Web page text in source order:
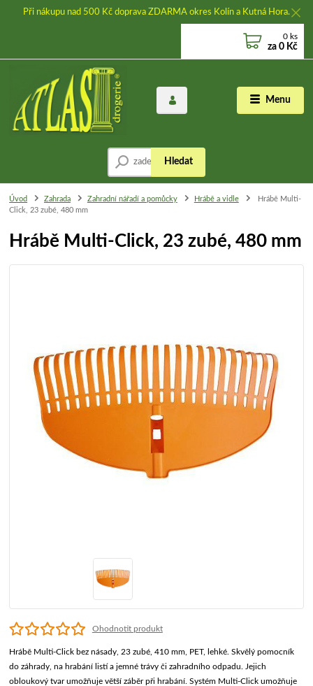
Při nákupu nad 500 Kč doprava ZDARMA okres Kolín a Kutná Hora.
Menu
Hledat
0 ks
za 0 Kč
Úvod Zahrada Zahradní nářadí a pomůcky Hrábě a vidle
Hrábě Multi-
Click, 23 zubé, 480 mm
Hrábě Multi-Click, 23 zubé, 480 mm
Ohodnotit produkt
Hrábě Multi-Click bez násady, 23 zubé, 410 mm, PET, lehké. Skvělý pomocník
do záhrady, na hrabání listí a jemné trávy či zahradního odpadu. Jejich
obloukový tvar umožňuje větší záběr při hrabání. Systém Multi-Click umožňuje